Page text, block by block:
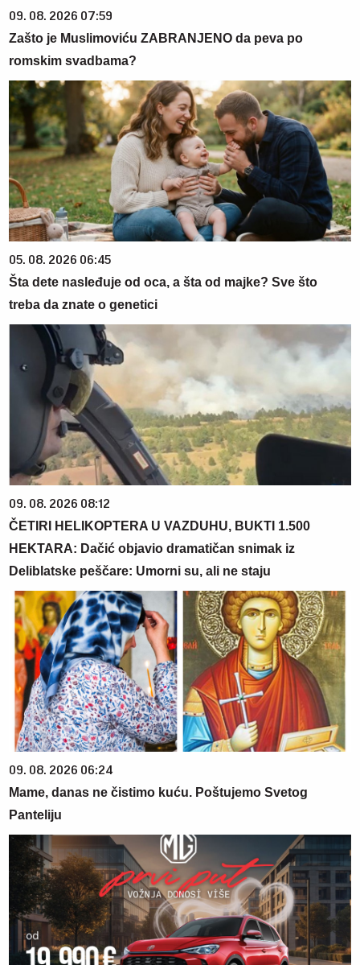
09. 08. 2026 07:59
Zašto je Muslimoviću ZABRANJENO da peva po
romskim svadbama?
05. 08. 2026 06:45
Šta dete nasleđuje od oca, a šta od majke? Sve što
treba da znate o genetici
09. 08. 2026 08:12
ČETIRI HELIKOPTERA U VAZDUHU, BUKTI 1.500
HEKTARA: Dačić objavio dramatičan snimak iz
Deliblatske peščare: Umorni su, ali ne staju
09. 08. 2026 06:24
Mame, danas ne čistimo kuću. Poštujemo Svetog
Panteliju